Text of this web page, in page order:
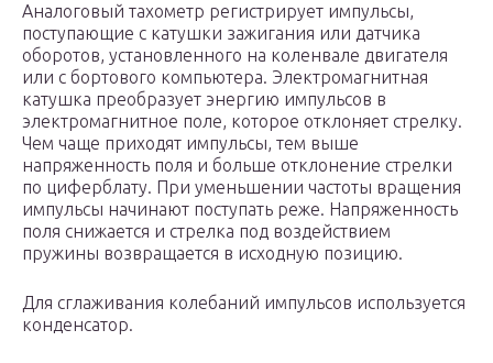
Аналоговый тахометр регистрирует импульсы,
поступающие с катушки зажигания или датчика
оборотов, установленного на коленвале двигателя
или с бортового компьютера. Электромагнитная
катушка преобразует энергию импульсов в
электромагнитное поле, которое отклоняет стрелку.
Чем чаще приходят импульсы, тем выше
напряженность поля и больше отклонение стрелки
по циферблату. При уменьшении частоты вращения
импульсы начинают поступать реже. Напряженность
поля снижается и стрелка под воздействием
пружины возвращается в исходную позицию.
Для сглаживания колебаний импульсов используется
конденсатор.